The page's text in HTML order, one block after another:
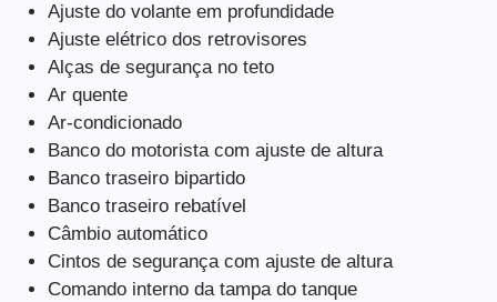
Ajuste do volante em profundidade
Ajuste elétrico dos retrovisores
Alças de segurança no teto
Ar quente
Ar-condicionado
Banco do motorista com ajuste de altura
Banco traseiro bipartido
Banco traseiro rebatível
Câmbio automático
Cintos de segurança com ajuste de altura
Comando interno da tampa do tanque